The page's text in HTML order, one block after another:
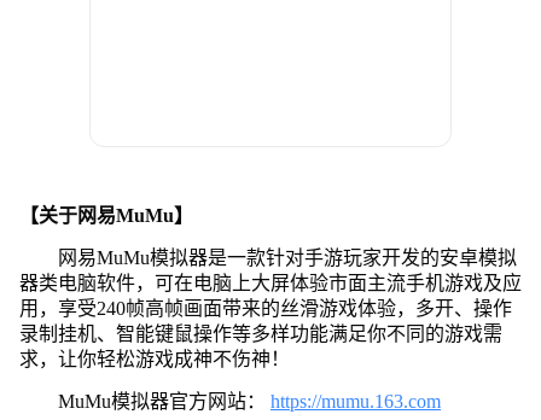
【关于网易MuMu】
网易MuMu模拟器是一款针对手游玩家开发的安卓模拟
器类电脑软件，可在电脑上大屏体验市面主流手机游戏及应
用，享受240帧高帧画面带来的丝滑游戏体验，多开、操作
录制挂机、智能键鼠操作等多样功能满足你不同的游戏需
求，让你轻松游戏成神不伤神！
MuMu模拟器官方网站： https://mumu.163.com